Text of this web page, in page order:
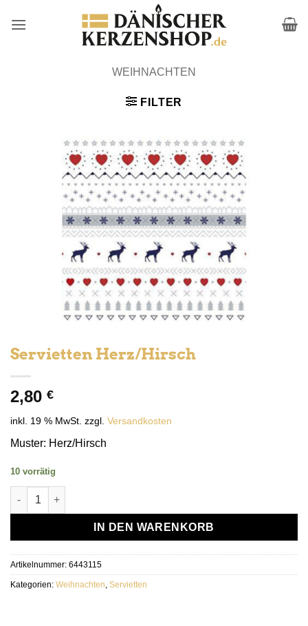
Inhalt
WEIHNACHTEN
FILTER
Servietten Herz/Hirsch
2,80 €
inkl. 19 % MwSt. zzgl. Versandkosten
Muster: Herz/Hirsch
10 vorrätig
Servietten Herz/Hirsch Menge
IN DEN WARENKORB
Artikelnummer: 6443115
Kategorien: Weihnachten, Servietten